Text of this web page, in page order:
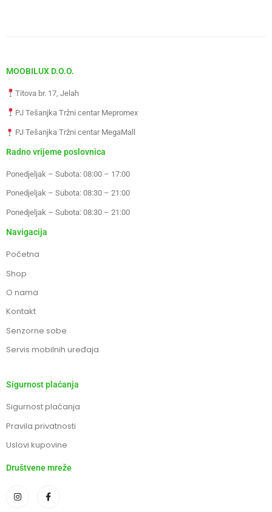
MOOBILUX D.O.O.
Titova br. 17, Jelah
PJ Tešanjka Tržni centar Mepromex
PJ Tešanjka Tržni centar MegaMall
Radno vrijeme poslovnica
Ponedjeljak – Subota: 08:00 – 17:00
Ponedjeljak – Subota: 08:30 – 21:00
Ponedjeljak – Subota: 08:30 – 21:00
Navigacija
Početna
Shop
O nama
Kontakt
Senzorne sobe
Servis mobilnih uređaja
Sigurnost plaćanja
Sigurnost plaćanja
Pravila privatnosti
Uslovi kupovine
Društvene mreže